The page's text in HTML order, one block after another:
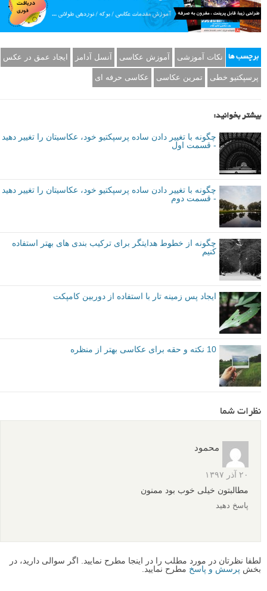
برچسب ها نکات آموزشی آموزش عکاسی آنسل آدامز ایجاد عمق در عکس
پرسپکتیو خطی تمرین عکاسی عکاسی حرفه ای
بیشتر بخوانید:
چگونه با تغییر دادن ساده پرسپکتیو خود، عکاسیتان را تغییر دهید
- قسمت اول
چگونه با تغییر دادن ساده پرسپکتیو خود، عکاسیتان را تغییر دهید
- قسمت دوم
چگونه از خطوط هدایتگر برای ترکیب بندی های بهتر استفاده
کنیم
ایجاد پس زمینه تار با استفاده از دوربین کامپکت
10 نکته و حقه برای عکاسی بهتر از منظره
نظرات شما
محمود
۲۰ آذر ۱۳۹۷
مطالبتون خیلی خوب بود ممنون
پاسخ دهید
لطفا نظرتان در مورد مطلب را در اینجا مطرح نمایید. اگر سوالی دارید، در
بخش پرسش و پاسخ مطرح نمایید.